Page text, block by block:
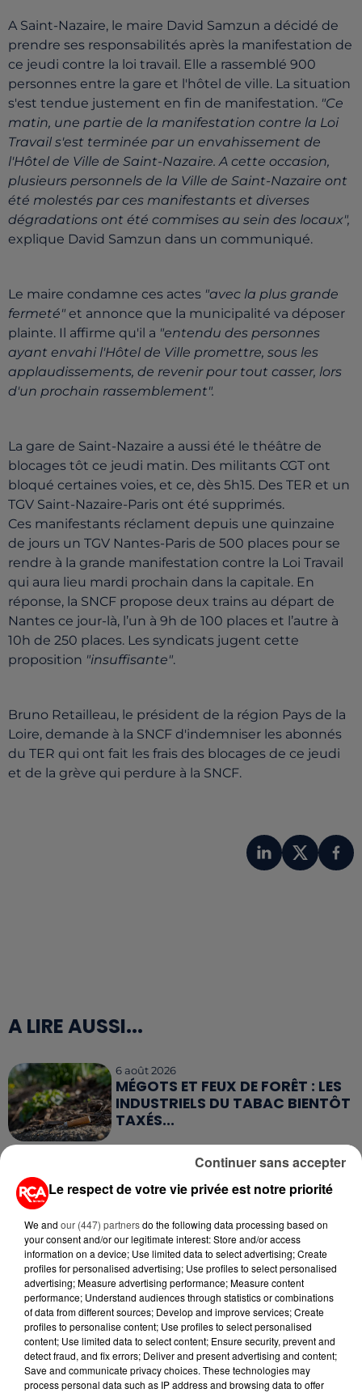
A Saint-Nazaire, le maire David Samzun a décidé de
prendre ses responsabilités après la manifestation de
ce jeudi contre la loi travail. Elle a rassemblé 900
personnes entre la gare et l'hôtel de ville. La situation
s'est tendue justement en fin de manifestation. "Ce
matin, une partie de la manifestation contre la Loi
Travail s'est terminée par un envahissement de
l'Hôtel de Ville de Saint-Nazaire. A cette occasion,
plusieurs personnels de la Ville de Saint-Nazaire ont
été molestés par ces manifestants et diverses
dégradations ont été commises au sein des locaux",
explique David Samzun dans un communiqué.
Le maire condamne ces actes "avec la plus grande
fermeté" et annonce que la municipalité va déposer
plainte. Il affirme qu'il a "entendu des personnes
ayant envahi l'Hôtel de Ville promettre, sous les
applaudissements, de revenir pour tout casser, lors
d'un prochain rassemblement".
La gare de Saint-Nazaire a aussi été le théâtre de
blocages tôt ce jeudi matin. Des militants CGT ont
bloqué certaines voies, et ce, dès 5h15. Des TER et un
TGV Saint-Nazaire-Paris ont été supprimés.
Ces manifestants réclament depuis une quinzaine
de jours un TGV Nantes-Paris de 500 places pour se
rendre à la grande manifestation contre la Loi Travail
qui aura lieu mardi prochain dans la capitale. En
réponse, la SNCF propose deux trains au départ de
Nantes ce jour-là, l’un à 9h de 100 places et l’autre à
10h de 250 places. Les syndicats jugent cette
proposition "insuffisante".
Bruno Retailleau, le président de la région Pays de la
Loire, demande à la SNCF d'indemniser les abonnés
du TER qui ont fait les frais des blocages de ce jeudi
et de la grève qui perdure à la SNCF.
A LIRE AUSSI...
6 août 2026
MÉGOTS ET FEUX DE FORÊT : LES
INDUSTRIELS DU TABAC BIENTÔT
TAXÉS...
CANICULE : POURQUOI LES
BOUTEILLES D'EAU
5 août 2026
MANGER SAINEMENT COÛTE 25 %
PLUS CHER QU'IL Y A CINQ ANS,
ALERTE L’ONU
5 août 2026
QUELLES SONT LES MARQUES QUI
OFFRENT LE MEILLEUR RAPPORT...
Le respect de votre vie privée est notre priorité
We and our (447) partnersdo the following data processing based on
your consent and/or our legitimate interest: Store and/or access
information on a device; Use limited data to select advertising; Create
profiles for personalised advertising; Use profiles to select personalised
advertising; Measure advertising performance; Measure content
performance; Understand audiences through statistics or combinations
of data from different sources; Develop and improve services; Create
profiles to personalise content; Use profiles to select personalised
content; Use limited data to select content; Ensure security, prevent and
detect fraud, and fix errors; Deliver and present advertising and content;
Save and communicate privacy choices. These technologies may
process personal data such as IP address and browsing data to offer
Continuer sans accepter